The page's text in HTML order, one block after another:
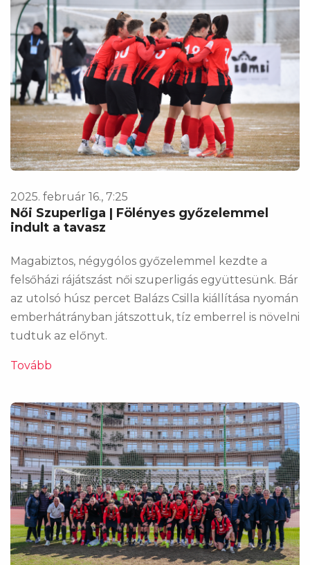
2025. február 16., 7:25
Női Szuperliga | Fölényes győzelemmel
indult a tavasz
Magabiztos, négygólos győzelemmel kezdte a
felsőházi rájátszást női szuperligás együttesünk. Bár
az utolsó húsz percet Balázs Csilla kiállítása nyomán
emberhátrányban játszottuk, tíz emberrel is növelni
tudtuk az előnyt.
Tovább